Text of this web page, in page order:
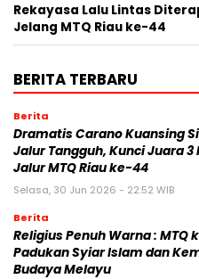
Rekayasa Lalu Lintas
Jelang MTQ Riau ke-44
BERITA TERBARU
Berita
Dramatis Carano Kuansing
Jalur Tangguh, Kunci Juara 3
Jalur MTQ Riau ke-44
Selasa, 30 Jun 2026 - 22:52 WIB
Berita
Religius Penuh Warna : MTQ
Padukan Syiar Islam dan
Budaya Melayu